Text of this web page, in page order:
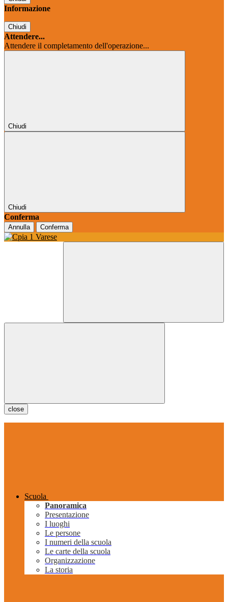
Informazione
Chiudi
Attendere...
Attendere il completamento dell'operazione...
Chiudi
Chiudi
Conferma
Annulla Conferma
close
Scuola
Panoramica
Presentazione
I luoghi
Le persone
I numeri della scuola
Le carte della scuola
Organizzazione
La storia